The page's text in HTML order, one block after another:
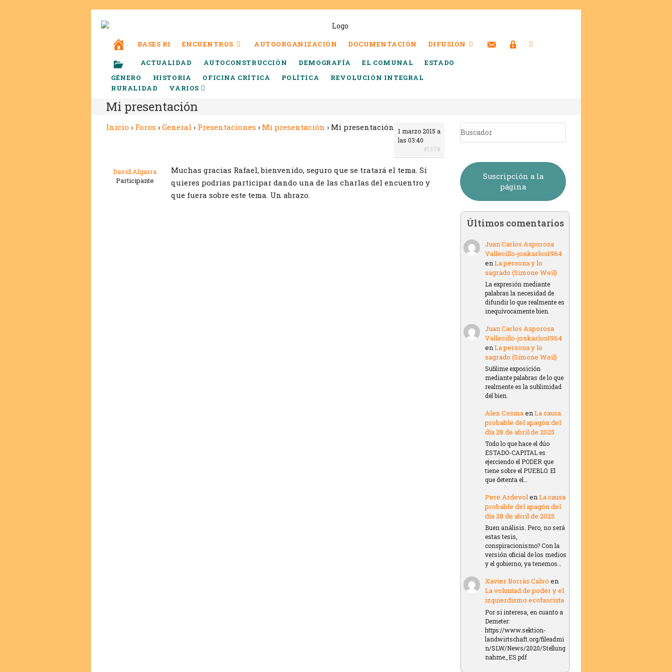
BASES RI ENCUENTROS AUTOORGANIZACIÓN DOCUMENTACIÓN DIFUSIÓN
ACTUALIDAD AUTOCONSTRUCCIÓN DEMOGRAFÍA EL COMUNAL
ESTADO
GÉNERO
HISTORIA OFICINA CRÍTICA POLÍTICA
REVOLUCIÓN INTEGRAL
RURALIDAD
VARIOS
Mi presentación
Inicio › Foros › General › Presentaciones › Mi presentación › Mi presentación
1 marzo 2015 a
las 03:40
#1378
David Algarra
Participante
Muchas gracias Rafael, bienvenido, seguro que se tratará el tema. Si
quieres podrías participar dando una de las charlas del encuentro y
que fuera sobre este tema. Un abrazo.
Suscripción a la
página
Últimos comentarios
Juan Carlos Asporosa
Vallecillo-jonkarlos1964
enLa persona y lo
sagrado (Simone Weil)
La expresión mediante
palabras la necesidad de
difundir lo que realmente es
inequívocamente bien.
Juan Carlos Asporosa
Vallecillo-jonkarlos1964
enLa persona y lo
sagrado (Simone Weil)
Sublime exposición
mediante palabras de lo que
realmente es la sublimidad
del bien.
Alex CosmaenLa causa
probable del apagón del
día 28 de abril de 2025
Todo lo que hace el dúo
ESTADO-CAPITAL es
ejerciendo el PODER que
tiene sobre el PUEBLO. El
que detenta el…
Pere ArdevolenLa causa
probable del apagón del
día 28 de abril de 2025
Buen análisis. Pero, no será
estas tesis,
conspiracionismo? Con la
versión oficial de los medios
y el gobierno, ya tenemos…
Xavier Borràs Calvo en
La voluntad de poder y el
izquierdismo ecofascista
Por si interesa, en cuanto a
Demeter:
https://www.sektion-
landwirtschaft.org/fileadmi
n/SLW/News/2020/Stellung
nahme_ES.pdf